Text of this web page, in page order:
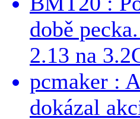
době
2.13 na
pcmaker :
dokázal